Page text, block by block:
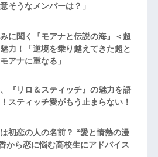
そうなメンバーは？」
に聞く『モアナと伝説の海』＜超
力！「逆境を乗り越えてきた超と
アナに重なる」
『リロ＆スティッチ』の魅力を語
スティッチ愛がもう止まらない！
初恋の人の名前？ “愛と情熱の漫
から恋に悩む高校生にアドバイス